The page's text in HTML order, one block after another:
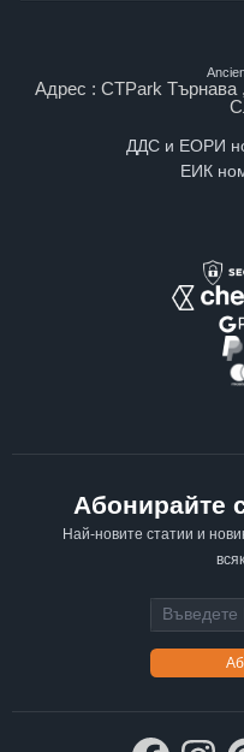
Адрес : CTPark Търнава
ДДС и ЕОРИ
ЕИК
Абонирайте
Най-новите статии и
Email